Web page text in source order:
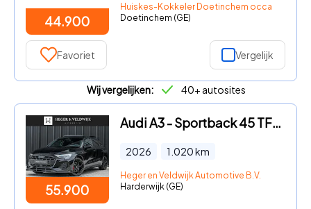
44.900
Huiskes-Kokkeler Doetinchem occasion
Doetinchem (GE)
Favoriet Vergelijk
Wij vergelijken: 40+ autosites
55.900
Audi A3 - Sportback 45 TFSI e S edition Competition | Panoramadak | 5
2026 1.020km
Heger en Veldwijk Automotive B.V.
Harderwijk (GE)